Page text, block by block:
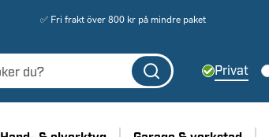
✅ Fri frakt över 800 kr på mindre paket
Privat